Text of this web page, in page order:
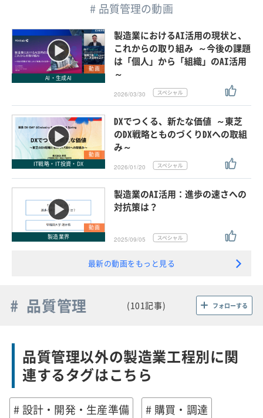
# 品質管理の動画
動画
AI・生成AI
製造業におけるAI活用の現状と、
これからの取り組み ～今後の課題
は「個人」から「組織」のAI活用
～
2026/03/30
動画
IT戦略・IT投資・DX
DXでつくる、新たな価値 ～東芝
のDX戦略とものづくりDXへの取組
み～
2026/01/20
動画
製造業界
製造業のAI活用：進歩の速さへの
対抗策は？
2025/09/05
最新の動画をもっと見る
# 品質管理 (101記事) フォローする
品質管理以外の製造業工程別に関
連するタグはこちら
# 設計・開発・生産準備 # 購買・調達